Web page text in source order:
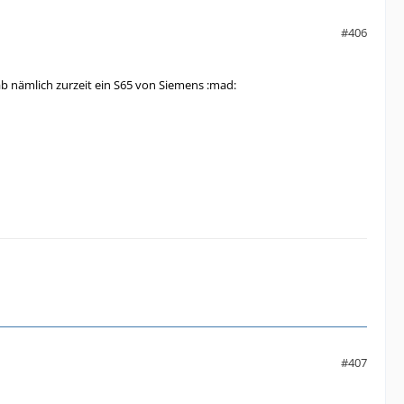
#406
nämlich zurzeit ein S65 von Siemens :mad:
#407